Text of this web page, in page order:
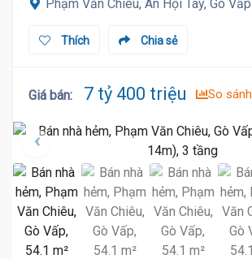
Phạm Văn Chiêu, An Hội Tây, Gò Vấp
Chia sẻ
Thích
Giá bán: 7 tỷ 400 triệu So sánh